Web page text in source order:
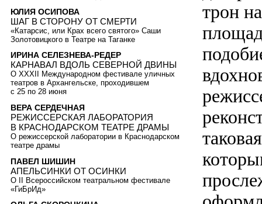
трон
ЮЛИЯ ОСИПОВА
ШАГ В СТОРОНУ ОТ СМЕРТИ
«Катарсис, или Крах всего святого» Саши
Золотовицкого в Театре на Таганке
ИРИНА СЕЛЕЗНЕВА-РЕДЕР
КАРНАВАЛ ВДОЛЬ СЕВЕРНОЙ ДВИНЫ
О XXXII Международном фестивале уличных
театров в Архангельске, проходившем
с 25 по 28 июня
ВЕРА СЕРДЕЧНАЯ
РЕЖИССЕРСКАЯ ЛАБОРАТОРИЯ
В КРАСНОДАРСКОМ ТЕАТРЕ ДРАМЫ
О режиссерской лаборатории в Краснодарском
театре драмы
ПАВЕЛ ШИШИН
АПЕЛЬСИНКИ ОТ ОСИНКИ
О II Всероссийском театральном фестивале
«ГиБрИд»